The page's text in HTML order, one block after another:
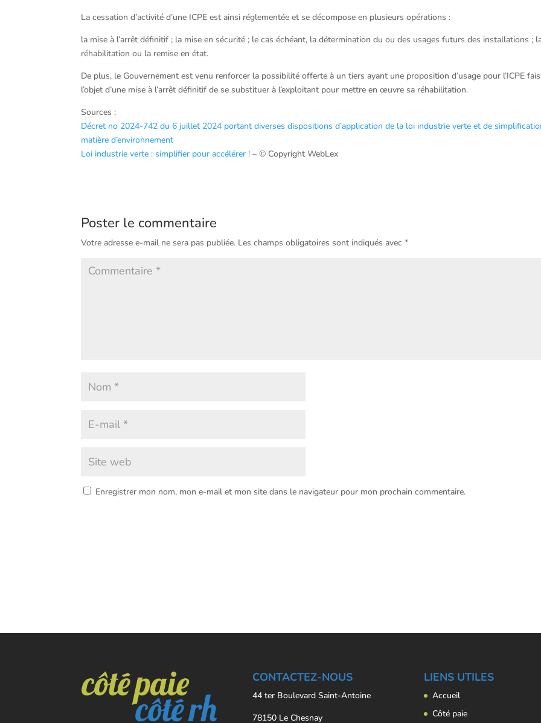
La cessation d’activité d’une ICPE est ainsi réglementée et se décompose en plusieurs opérations :
la mise à l’arrêt définitif ; la mise en sécurité ; le cas échéant, la détermination du ou des usages futurs des installations ;
réhabilitation ou la remise en état.
De plus, le Gouvernement est venu renforcer la possibilité offerte à un tiers ayant une proposition d’usage pour l’ICPE
l’objet d’une mise à l’arrêt définitif de se substituer à l’exploitant pour mettre en œuvre sa réhabilitation.
Sources :
Décret no 2024-742 du 6 juillet 2024 portant diverses dispositions d’application de la loi industrie verte et de
matière d’environnement
Loi industrie verte : simplifier pour accélérer ! – © Copyright WebLex
Poster le commentaire
Votre adresse e-mail ne sera pas publiée. Les champs obligatoires sont indiqués avec*
Enregistrer mon nom, mon e-mail et mon site dans le navigateur pour mon prochain commentaire.
CONTACTEZ-NOUS
44 ter Boulevard Saint-Antoine
78150 Le Chesnay
LIENS UTILES
Accueil
Côté paie